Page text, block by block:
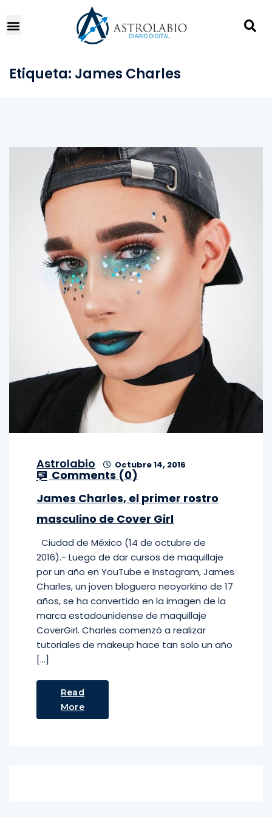
Etiqueta: James Charles
Astrolabio Octubre 14, 2016
Comments (0)
James Charles, el primer rostro
masculino de Cover Girl
Ciudad de México (14 de octubre de
2016).- Luego de dar cursos de maquillaje
por un año en YouTube e Instagram, James
Charles, un joven bloguero neoyorkino de 17
años, se ha convertido en la imagen de la
marca estadounidense de maquillaje
CoverGirl. Charles comenzó a realizar
tutoriales de makeup hace tan solo un año
[…]
Read
More